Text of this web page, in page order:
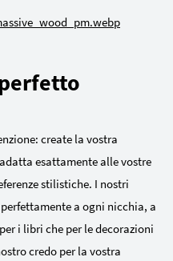
create la vostra
esattamente alle vostre
stilistiche. I nostri
a ogni nicchia, a
i libri che per le decorazioni
credo per la vostra